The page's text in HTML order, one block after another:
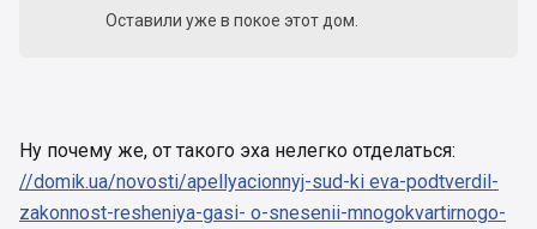
Оставили уже в покое этот дом.
Ну почему же, от такого эха нелегко отделаться:
//domik.ua/novosti/apellyacionnyj-sud-ki eva-podtverdil-
zakonnost-resheniya-gasi- o-snesenii-mnogokvartirnogo-